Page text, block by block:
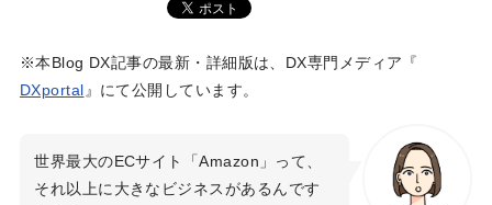
※本Blog DX記事の最新・詳細版は、DX専門メディア『
DXportal 』にて公開しています。
世界最大のECサイト「Amazon」って、
それ以上に大きなビジネスがあるんです